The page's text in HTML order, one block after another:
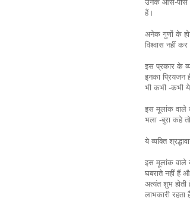
उनके आस-पास
हैं।
अनेक गुणों के
विश्वास नहीं
इस प्रकार के
इनका प्रियजन
भी कभी -कभी ये
इस मूलांक वाले
भला -बुरा कहे
ये व्यक्ति
इस मूलांक वाले
घबराते नहीं हैं
अत्यंत शुभ होती
लाभकारी रहता